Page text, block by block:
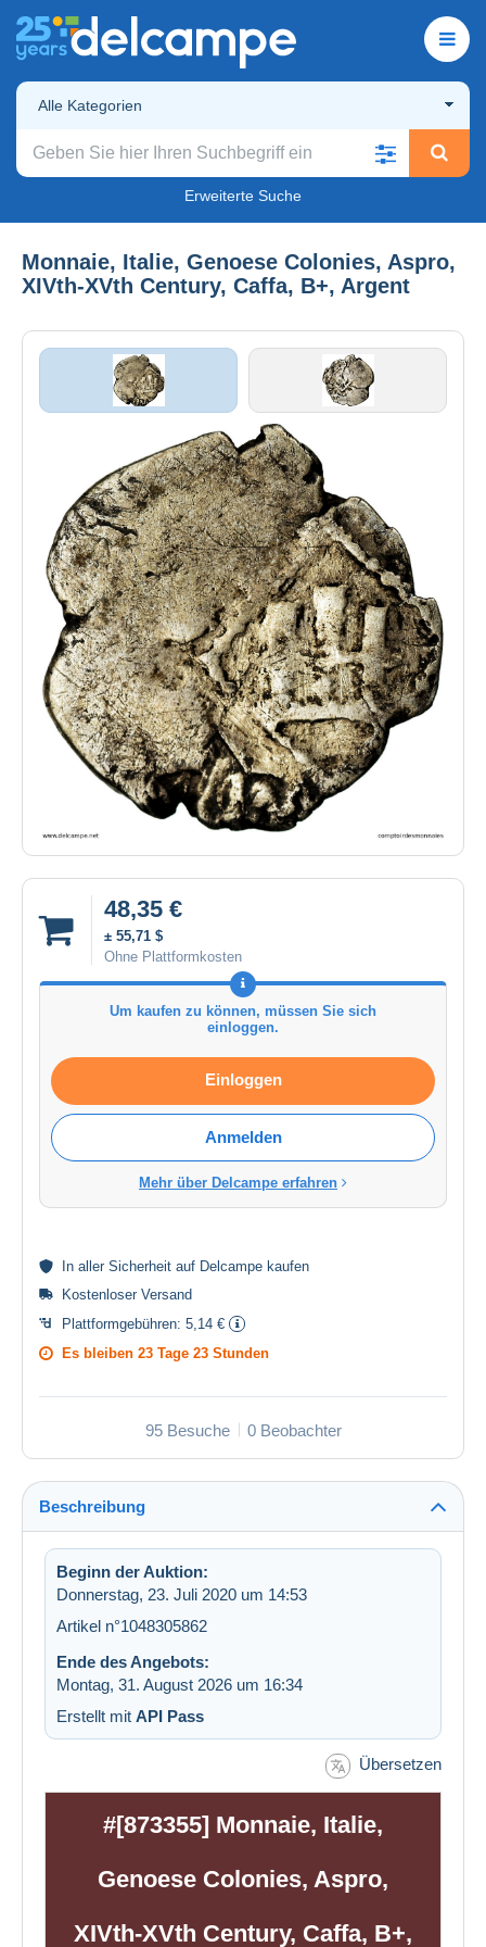
Alle Kategorien
Erweiterte Suche
Monnaie, Italie, Genoese Colonies, Aspro,
XIVth-XVth Century, Caffa, B+, Argent
48,35 €
± 55,71 $
Ohne Plattformkosten
Um kaufen zu können, müssen Sie sich
einloggen.
Einloggen
Anmelden
Mehr über Delcampe erfahren
In aller Sicherheit auf Delcampe kaufen
Kostenloser Versand
Plattformgebühren: 5,14 €
Es bleiben 23 Tage 23 Stunden
95 Besuche 0 Beobachter
Beschreibung
Beginn der Auktion:
Donnerstag, 23. Juli 2020 um 14:53
Artikel n°1048305862
Ende des Angebots:
Montag, 31. August 2026 um 16:34
Erstellt mit API Pass
Übersetzen
#[873355] Monnaie, Italie,
Genoese Colonies, Aspro,
XIVth-XVth Century, Caffa, B+,